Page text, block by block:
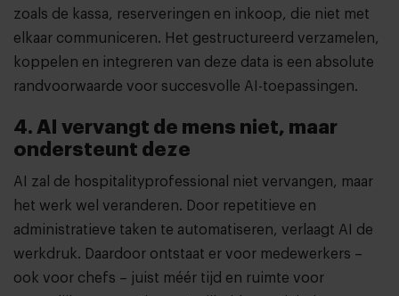
zoals de kassa, reserveringen en inkoop, die niet met
elkaar communiceren. Het gestructureerd verzamelen,
koppelen en integreren van deze data is een absolute
randvoorwaarde voor succesvolle AI-toepassingen.
4. AI vervangt de mens niet, maar
ondersteunt deze
AI zal de hospitalityprofessional niet vervangen, maar
het werk wel veranderen. Door repetitieve en
administratieve taken te automatiseren, verlaagt AI de
werkdruk. Daardoor ontstaat er voor medewerkers –
ook voor chefs – juist méér tijd en ruimte voor